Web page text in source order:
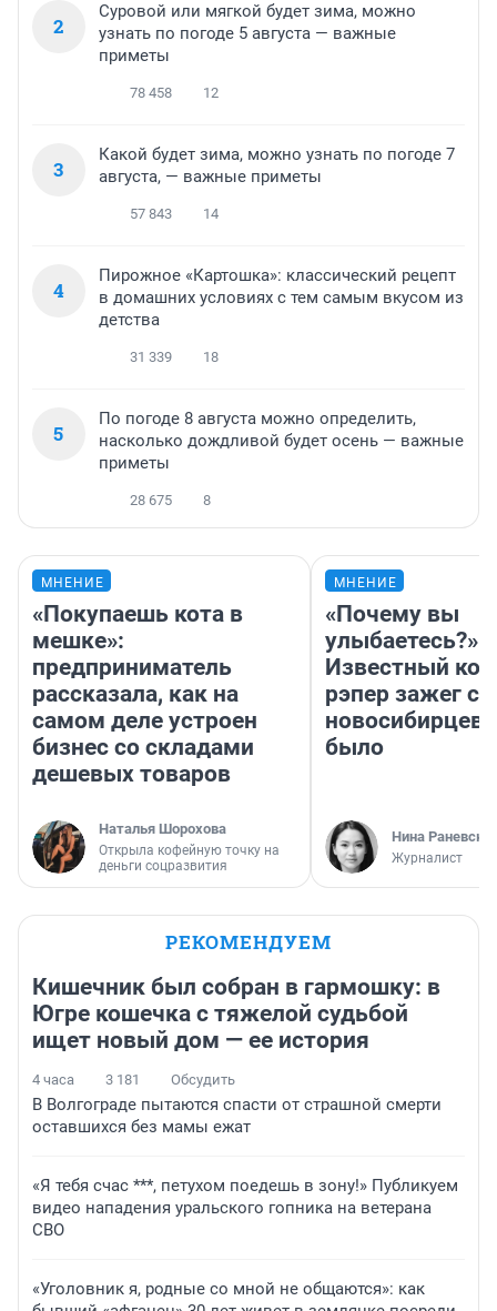
2
Суровой или мягкой будет зима, можно
узнать по погоде 5 августа — важные
приметы
78 458 12
3
Какой будет зима, можно узнать по погоде 7
августа, — важные приметы
57 843 14
4
Пирожное «Картошка»: классический рецепт
в домашних условиях с тем самым вкусом из
детства
31 339 18
5
По погоде 8 августа можно определить,
насколько дождливой будет осень — важные
приметы
28 675 8
МНЕНИЕ
«Покупаешь кота в
мешке»:
предприниматель
рассказала, как на
самом деле устроен
бизнес со складами
дешевых товаров
Наталья Шорохова
Открыла кофейную точку на
деньги соцразвития
МНЕНИЕ
«Почему вы
улыбаетесь?»
Известный
рэпер зажег с
новосибирцев:
было
Нина
Журналист
РЕКОМЕНДУЕМ
Кишечник был собран в гармошку: в
Югре кошечка с тяжелой судьбой
ищет новый дом — ее история
4 часа 3 181 Обсудить
В Волгограде пытаются спасти от страшной смерти
оставшихся без мамы ежат
«Я тебя счас ***, петухом поедешь в зону!» Публикуем
видео нападения уральского гопника на ветерана
СВО
«Уголовник я, родные со мной не общаются»: как